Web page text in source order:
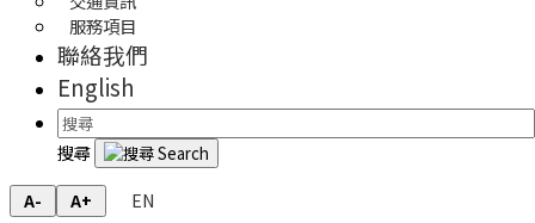
服務項目
聯絡我們
English
搜尋
A- A+
EN